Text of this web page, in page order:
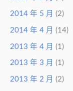
2014 年 5 月 (2)
2014 年 4 月 (14)
2013 年 4 月 (1)
2013 年 3 月 (1)
2013 年 2 月 (2)